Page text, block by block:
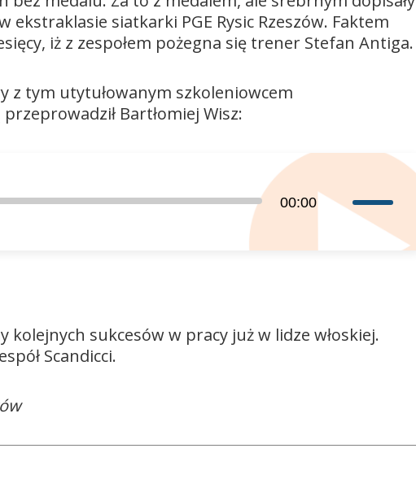
siatkarki PGE Rysic Rzeszów. Faktem
iż z zespołem pożegna się trener Stefan Antiga.
z tym utytułowanym szkoleniowcem
Bartłomiej Wisz:
00:00
strzałek
aby
sukcesów w pracy już w lidze włoskiej.
Scandicci.